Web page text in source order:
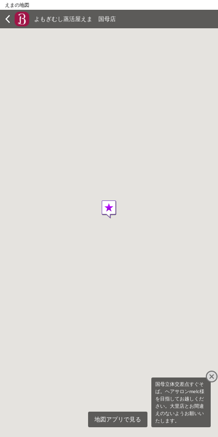
えまの地図
よもぎむし蒸活屋えま 国母店
国母立体交差点すぐそ
ば。ヘアサロンmelc様
を目指してお越しくだ
さい。大里店とお間違
えのないようお願いい
たします。
地図アプリで見る